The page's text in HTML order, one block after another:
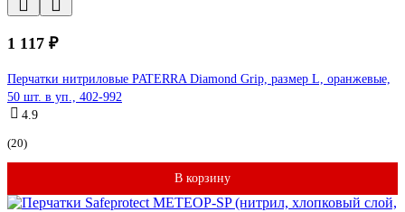
1 117 ₽
Перчатки нитриловые PATERRA Diamond Grip, размер L, оранжевые,
50 шт. в уп., 402-992
4.9
(20)
В корзину